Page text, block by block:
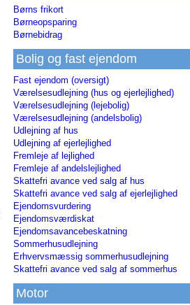
Børns frikort
Børneopsparing
Børnebidrag
Bolig og fast ejendom
Fast ejendom (oversigt)
Værelsesudlejning (hus og ejerlejlighed)
Værelsesudlejning (lejebolig)
Værelsesudlejning (andelsbolig)
Udlejning af hus
Udlejning af ejerlejlighed
Fremleje af lejlighed
Fremleje af andelslejlighed
Skattefri avance ved salg af hus
Skattefri avance ved salg af ejerlejlighed
Ejendomsvurdering
Ejendomsværdiskat
Ejendomsavancebeskatning
Sommerhusudlejning
Erhvervsmæssig sommerhusudlejning
Skattefri avance ved salg af sommerhus
Motor